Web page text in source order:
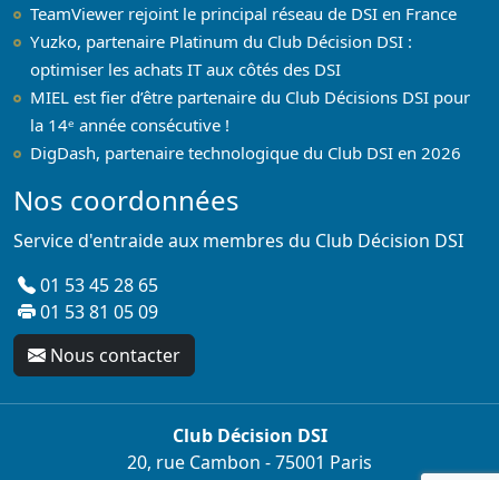
TeamViewer rejoint le principal réseau de DSI en France
Yuzko, partenaire Platinum du Club Décision DSI :
optimiser les achats IT aux côtés des DSI
MIEL est fier d’être partenaire du Club Décisions DSI pour
la 14ᵉ année consécutive !
DigDash, partenaire technologique du Club DSI en 2026
Nos coordonnées
Service d'entraide aux membres du Club Décision DSI
01 53 45 28 65
01 53 81 05 09
Nous contacter
Club Décision DSI
20, rue Cambon - 75001 Paris